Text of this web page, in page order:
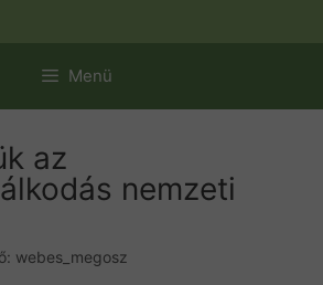
Menü
az
nemzeti
webes_megosz